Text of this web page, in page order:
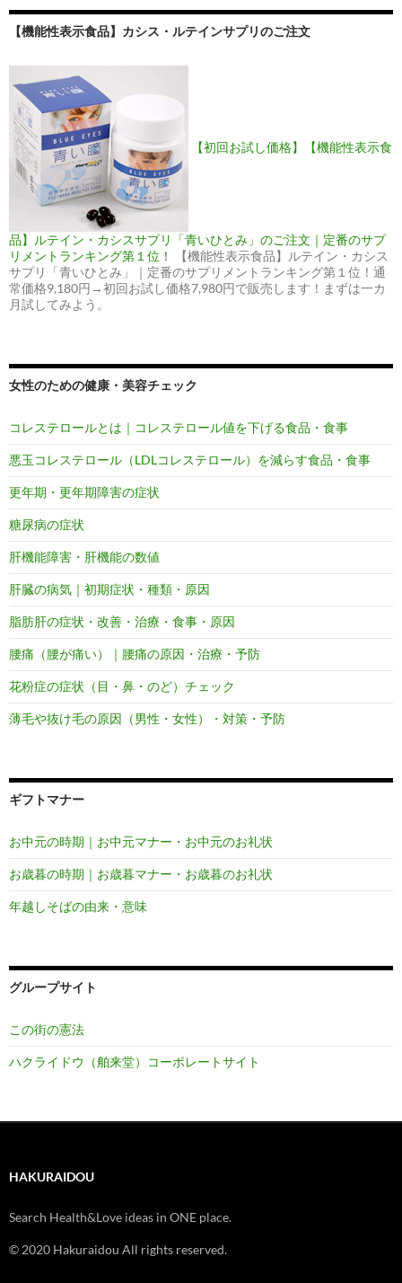
【機能性表示食品】カシス・ルテインサプリのご注文
【初回お試し価格】【機能性表示食
品】ルテイン・カシスサプリ「青いひとみ」のご注文｜定番のサプ
リメントランキング第１位！
【機能性表示食品】ルテイン・カシス
サプリ「青いひとみ」｜定番のサプリメントランキング第１位！通
常価格9,180円→初回お試し価格7,980円で販売します！まずは一カ
月試してみよう。
女性のための健康・美容チェック
コレステロールとは｜コレステロール値を下げる食品・食事
悪玉コレステロール（LDLコレステロール）を減らす食品・食事
更年期・更年期障害の症状
糖尿病の症状
肝機能障害・肝機能の数値
肝臓の病気｜初期症状・種類・原因
脂肪肝の症状・改善・治療・食事・原因
腰痛（腰が痛い）｜腰痛の原因・治療・予防
花粉症の症状（目・鼻・のど）チェック
薄毛や抜け毛の原因（男性・女性）・対策・予防
ギフトマナー
お中元の時期｜お中元マナー・お中元のお礼状
お歳暮の時期｜お歳暮マナー・お歳暮のお礼状
年越しそばの由来・意味
グループサイト
この街の憲法
ハクライドウ（舶来堂）コーポレートサイト
HAKURAIDOU
Search Health&Love ideas in ONE place.
© 2020 Hakuraidou All rights reserved.